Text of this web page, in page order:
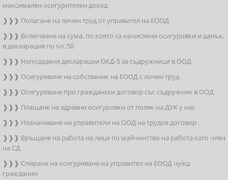
максимален осигурителен доход
❱❱❱ Полагане на личен труд от управител на ЕООД
❱❱❱ Включване на сума, по която са начислени осигуровки и данък,
в декларация по чл. 50
❱❱❱ Неподадени декларации ОКД-5 за съдружници в ООД
❱❱❱ Осигуряване на собственик на ЕООД с личен труд
❱❱❱ Осигуряване при граждански договор със съдружник в ООД
❱❱❱ Плащане на здравни осигуровки от поляк на ДУК у нас
❱❱❱ Назначаване на управители на ООД на трудов договор
❱❱❱ Връщане на работа на лице по майчинство на работа като член
на СД
❱❱❱ Спиране на осигуряване на управител на ЕООД чужд
гражданин